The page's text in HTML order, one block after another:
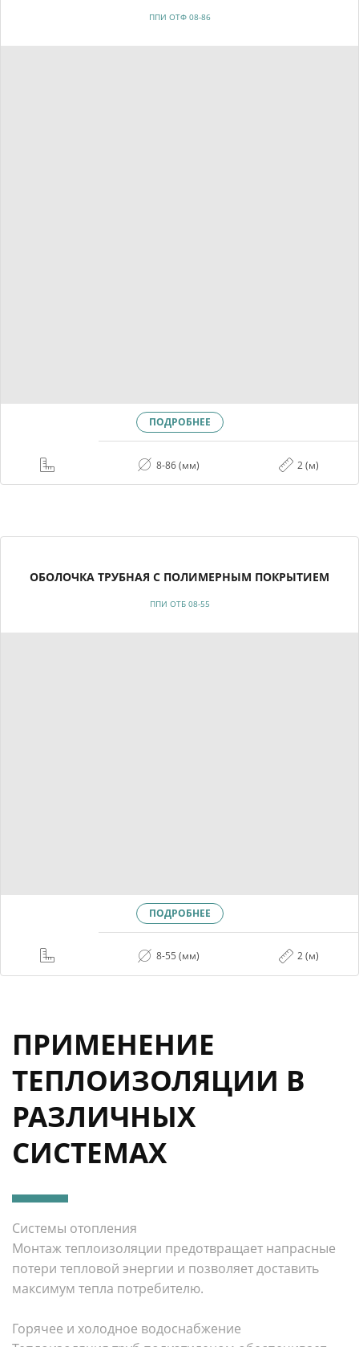
ППИ ОТФ 08-86
ПОДРОБНЕЕ
8-86 (мм) 2 (м)
ОБОЛОЧКА ТРУБНАЯ С ПОЛИМЕРНЫМ ПОКРЫТИЕМ
ППИ ОТБ 08-55
ПОДРОБНЕЕ
8-55 (мм) 2 (м)
ПРИМЕНЕНИЕ
ТЕПЛОИЗОЛЯЦИИ В
РАЗЛИЧНЫХ
СИСТЕМАХ
Системы отопления
Монтаж теплоизоляции предотвращает напрасные
потери тепловой энергии и позволяет доставить
максимум тепла потребителю.
Горячее и холодное водоснабжение